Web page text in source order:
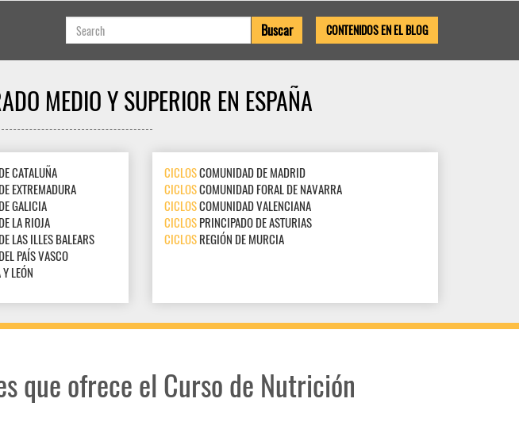
CONTENIDOS EN EL BLOG
MEDIO Y SUPERIOR EN ESPAÑA
CATALUÑA
EXTREMADURA
GALICIA
LA RIOJA
LAS ILLES BALEARS
PAÍS VASCO
LEÓN
CICLOSCOMUNIDAD DE MADRID
CICLOSCOMUNIDAD FORAL DE NAVARRA
CICLOSCOMUNIDAD VALENCIANA
CICLOSPRINCIPADO DE ASTURIAS
CICLOSREGIÓN DE MURCIA
que ofrece el Curso de Nutrición